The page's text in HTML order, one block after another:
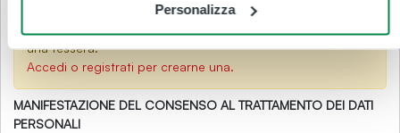
Personalizza
una tessera.
Accedi o registrati per crearne una.
MANIFESTAZIONE DEL CONSENSO AL TRATTAMENTO DEI DATI
PERSONALI